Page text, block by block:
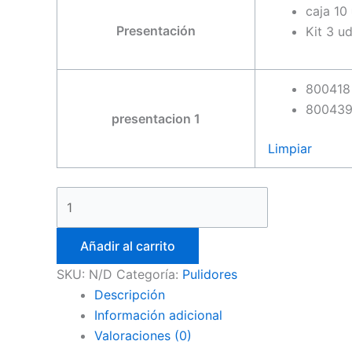
Presentación
caja 10
Kit 3
presentacion 1
800418
800439
Limpiar
Añadir al carrito
SKU: N/D Categoría: Pulidores
Descripción
Información adicional
Valoraciones (0)